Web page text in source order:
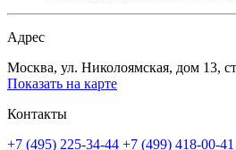
Адрес
Москва, ул. Николоямская, дом 13,
Показать на карте
Контакты
+7 (495) 225-34-44 +7 (499) 418-00-41